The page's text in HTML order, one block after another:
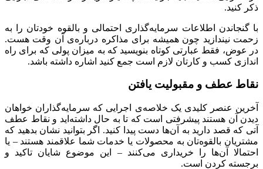
ذکر کنید.
با گنجاندن اطلاعات سرمایه‌گذاری احتمالی و بالقوه خودتان را به
زحمت نیندازید چون همیشه برای مذاکره درباره‌ی آن وقت هست.
در عوض، فقط عبارتی کوتاه بنویسید که به میزان پولی که برای راه
اندازی کسب و کارتان لازم است جمع کنید اشاره داشته باشد.
نقاط عطف و مقبولیت یافتن
آخرین عنصر کلیدی یک خلاصه‌ی اجرایی که سرمایه‌گذاران خواهان
دیدن آن هستند پیشرفتی است که تا به حال داشته‌اید و نقاط عطف
آتی که قصد دارید به آن‌ها دست پیدا کنید. اگر بتوانید نشان بدهید که
مشتریان بالقوه‌تان به محصولات یا خدمات شما علاقمند هستند – یا
احتمالا آن‌ها را خریداری می‌کنند – این موضوع شایان تاکید و
برجسته کردن است.